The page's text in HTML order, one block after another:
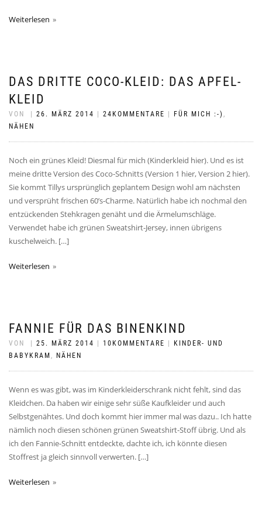
Weiterlesen
DAS DRITTE COCO-KLEID: DAS APFEL-
KLEID
VON 26. MÄRZ 2014 24KOMMENTARE FÜR MICH :-) ,
NÄHEN
Noch ein grünes Kleid! Diesmal für mich (Kinderkleid hier). Und es ist
meine dritte Version des Coco-Schnitts (Version 1 hier, Version 2 hier).
Sie kommt Tillys ursprünglich geplantem Design wohl am nächsten
und versprüht frischen 60’s-Charme. Natürlich habe ich nochmal den
entzückenden Stehkragen genäht und die Ärmelumschläge.
Verwendet habe ich grünen Sweatshirt-Jersey, innen übrigens
kuschelweich. […]
Weiterlesen
FANNIE FÜR DAS BINENKIND
VON 25. MÄRZ 2014 10KOMMENTARE
KINDER- UND
BABYKRAM , NÄHEN
Wenn es was gibt, was im Kinderkleiderschrank nicht fehlt, sind das
Kleidchen. Da haben wir einige sehr süße Kaufkleider und auch
Selbstgenähtes. Und doch kommt hier immer mal was dazu.. Ich hatte
nämlich noch diesen schönen grünen Sweatshirt-Stoff übrig. Und als
ich den Fannie-Schnitt entdeckte, dachte ich, ich könnte diesen
Stoffrest ja gleich sinnvoll verwerten. […]
Weiterlesen